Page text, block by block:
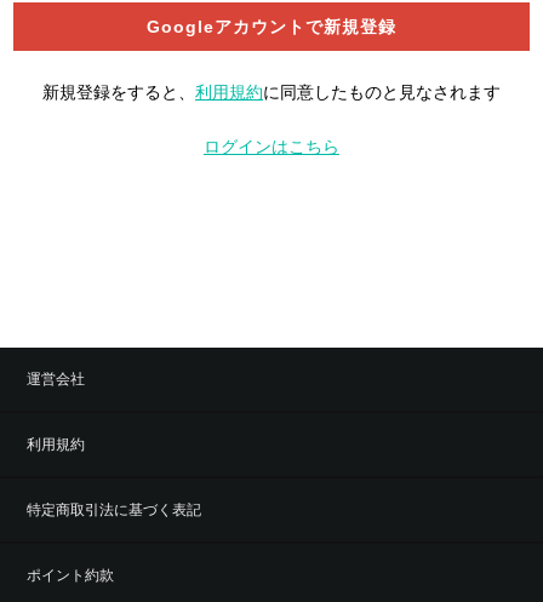
Googleアカウントで新規登録
新規登録をすると、 利用規約に同意したものと見なされます
ログインはこちら
運営会社
利用規約
特定商取引法に基づく表記
ポイント約款